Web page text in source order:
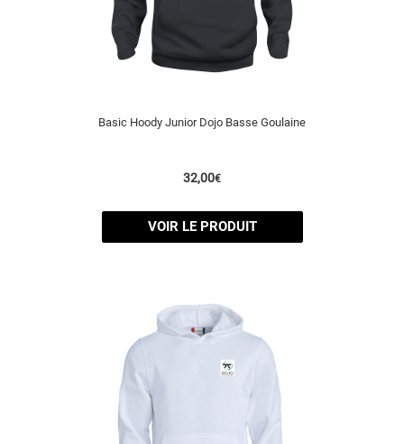
Basic Hoody Junior Dojo Basse Goulaine
32,00€
VOIR LE PRODUIT